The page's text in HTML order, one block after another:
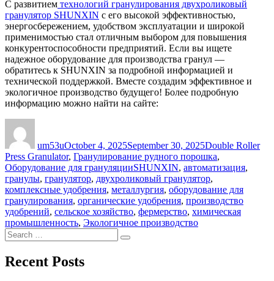
С развитием технологий гранулирования двухроликовый
гранулятор SHUNXIN с его высокой эффективностью,
энергосбережением, удобством эксплуатации и широкой
применимостью стал отличным выбором для повышения
конкурентоспособности предприятий. Если вы ищете
надежное оборудование для производства гранул —
обратитесь к SHUNXIN за подробной информацией и
технической поддержкой. Вместе создадим эффективное и
экологичное производство будущего! Более подробную
информацию можно найти на сайте:
um53uOctober 4, 2025September 30, 2025Double Roller
Press Granulator, Гранулирование рудного порошка,
Оборудование для грануляцииTags
SHUNXIN, автоматизация,
гранулы, гранулятор, двухроликовый гранулятор,
комплексные удобрения, металлургия, оборудование для
гранулирования, органические удобрения, производство
удобрений, сельское хозяйство, фермерство, химическая
промышленность, Экологичное производство
Search
for:
Search
Recent Posts